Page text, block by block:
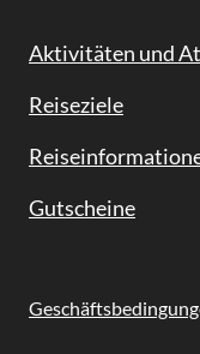
Navigation
Aktivitäten und
Reiseziele
Gutscheine